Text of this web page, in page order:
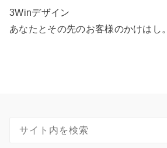
3Winデザイン
あなたとその先のお客様のかけはし。